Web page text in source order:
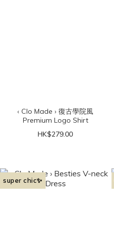
‹ Clo Made › 復古學院風
Premium Logo Shirt
HK$279.00
super chic✨